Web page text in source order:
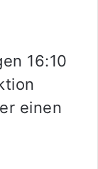
16:10
einen